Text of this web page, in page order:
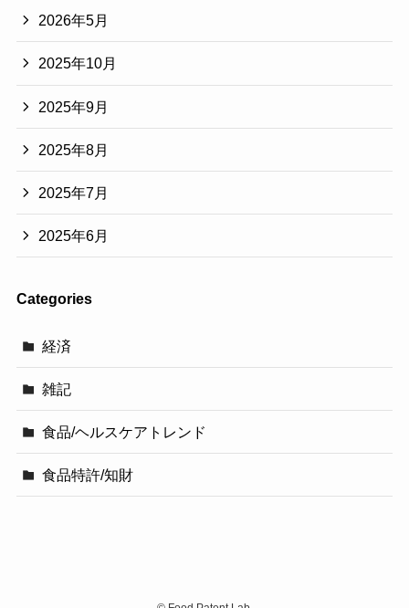
2026年5月
2025年10月
2025年9月
2025年8月
2025年7月
2025年6月
Categories
経済
雑記
食品/ヘルスケアトレンド
食品特許/知財